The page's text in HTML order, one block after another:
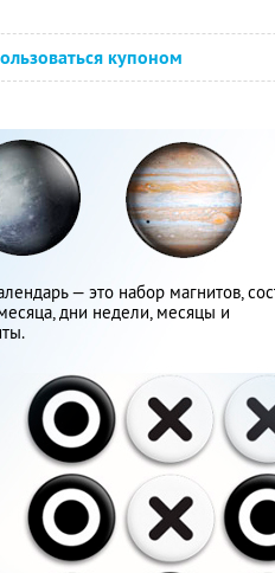
купоном
— это набор магнитов,
дни недели, месяцы и